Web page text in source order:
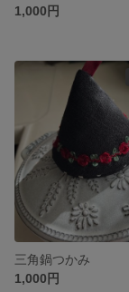
1,000円
三角鍋つかみ
1,000円